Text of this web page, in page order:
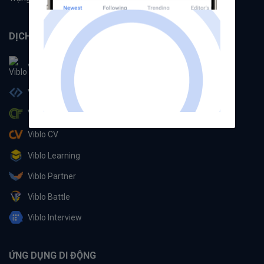
DỊCH VỤ
Viblo
Viblo Code
Viblo CTF
Viblo CV
Viblo Learning
Viblo Partner
Viblo Battle
Viblo Interview
ỨNG DỤNG DI ĐỘNG